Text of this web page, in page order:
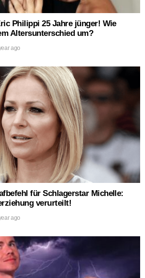
Philippi 25 Jahre jünger! Wie
Altersunterschied um?
ago
für Schlagerstar Michelle:
verurteilt!
ago